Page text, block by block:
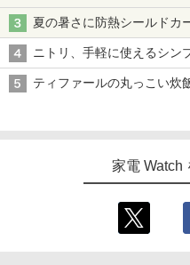
夏の暑さに防熱シールド
ニトリ、手軽に使えるシン
ティファールの丸っこい
家電 Watch